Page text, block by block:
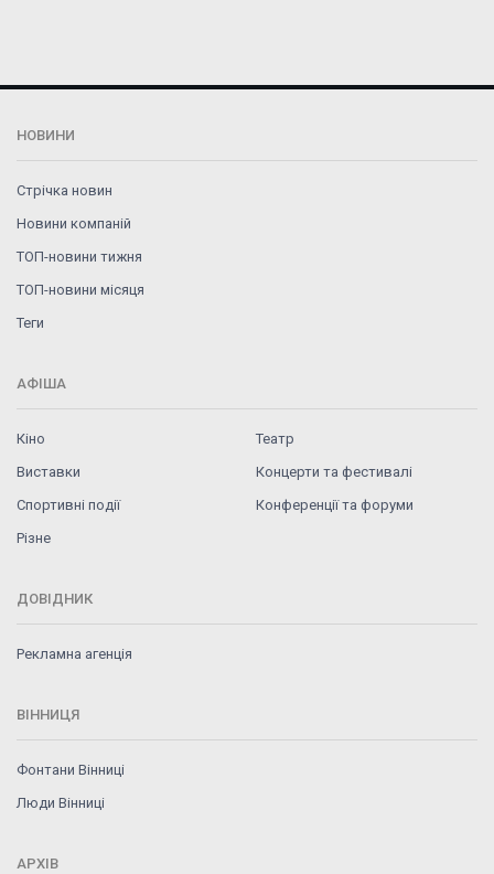
НОВИНИ
Стрічка новин
Новини компаній
ТОП-новини тижня
ТОП-новини місяця
Теги
АФІША
Кіно
Театр
Виставки
Концерти та фестивалі
Спортивні події
Конференції та форуми
Різне
ДОВІДНИК
Рекламна агенція
ВІННИЦЯ
Фонтани Вінниці
Люди Вінниці
АРХІВ